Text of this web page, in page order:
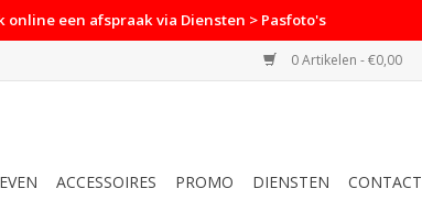
online een afspraak via Diensten > Pasfoto's
0 Artikelen - €0,00
ACCESSOIRES PROMO DIENSTEN CONTACT